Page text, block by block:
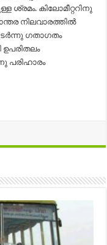
കിലോമീറ്ററിനു
നിലവാരത്തില്‍
ഗതാഗതം
ഉപരിതലം
പരിഹാരം